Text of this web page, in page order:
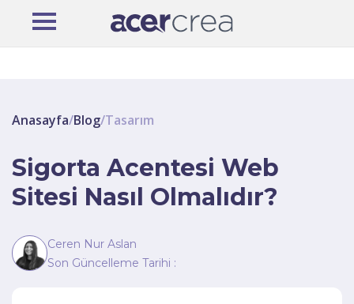
Anasayfa/Blog/Tasarım
Sigorta Acentesi Web
Sitesi Nasıl Olmalıdır?
Ceren Nur Aslan
Son Güncelleme Tarihi :